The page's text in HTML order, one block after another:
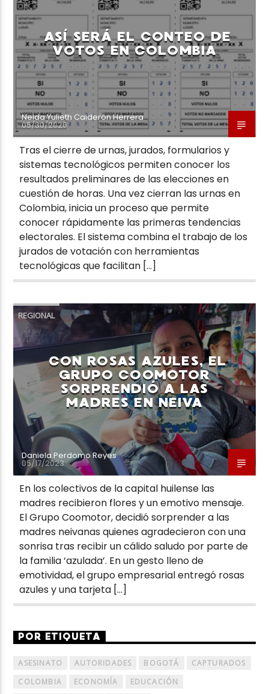
Neiva Estereo
ASÍ SERÁ EL CONTEO DE
VOTOS EN COLOMBIA
Neida Yulieth Calderón Herrera
05/30/2026
Tras el cierre de urnas, jurados, formularios y
sistemas tecnológicos permiten conocer los
resultados preliminares de las elecciones en
cuestión de horas. Una vez cierran las urnas en
Colombia, inicia un proceso que permite
conocer rápidamente las primeras tendencias
electorales. El sistema combina el trabajo de los
jurados de votación con herramientas
tecnológicas que facilitan […]
REGIONAL
CON ROSAS AZULES, EL
GRUPO COOMOTOR
SORPRENDIÓ A LAS
MADRES EN NEIVA
Daniela Perdomo Reyes
05/17/2023
En los colectivos de la capital huilense las
madres recibieron flores y un emotivo mensaje.
El Grupo Coomotor, decidió sorprender a las
madres neivanas quienes agradecieron con una
sonrisa tras recibir un cálido saludo por parte de
la familia ‘azulada’. En un gesto lleno de
emotividad, el grupo empresarial entregó rosas
azules y una tarjeta […]
POR ETIQUETA
ASESINATO AUTORIDADES BOGOTÁ
CAPTURADOS
COLOMBIA
ECONOMÍA
EDUCACIÓN